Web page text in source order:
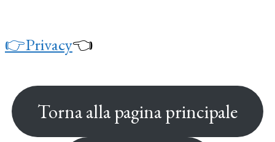
👉Privacy👈
Torna alla pagina principale